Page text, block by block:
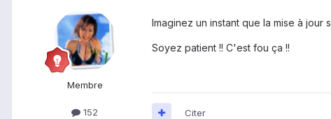
Membre
152
Imaginez un instant que la mise à
Soyez patient !! C'est fou ça !!
Citer